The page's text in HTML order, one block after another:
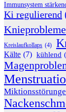
Immunsystem
Ki regulierend
Knieprobleme
Kreislaufkollaps (4)
Kälte (7) kühlend